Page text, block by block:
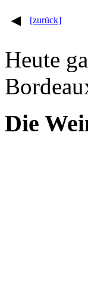
[zurück]
Heute
Die